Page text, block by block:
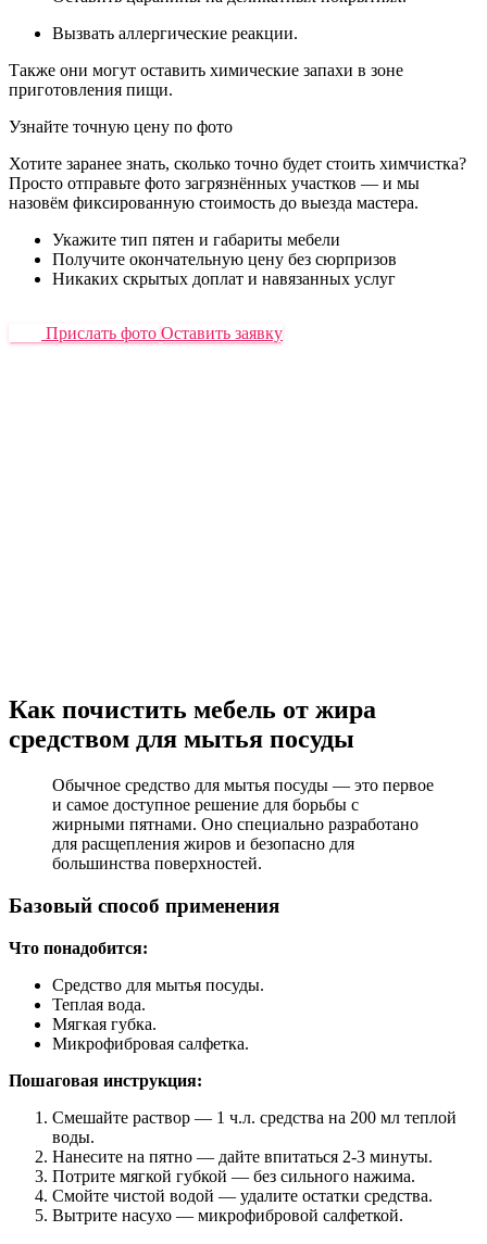
Вызвать аллергические реакции.
Также они могут оставить химические запахи в зоне
приготовления пищи.
Узнайте точную цену по фото
Хотите заранее знать, сколько точно будет стоить химчистка?
Просто отправьте фото загрязнённых участков — и мы
назовём фиксированную стоимость до выезда мастера.
Укажите тип пятен и габариты мебели
Получите окончательную цену без сюрпризов
Никаких скрытых доплат и навязанных услуг
Прислать фото Оставить заявку
Как почистить мебель от жира
средством для мытья посуды
Обычное средство для мытья посуды — это первое
и самое доступное решение для борьбы с
жирными пятнами. Оно специально разработано
для расщепления жиров и безопасно для
большинства поверхностей.
Базовый способ применения
Что понадобится:
Средство для мытья посуды.
Теплая вода.
Мягкая губка.
Микрофибровая салфетка.
Пошаговая инструкция:
Смешайте раствор — 1 ч.л. средства на 200 мл теплой
воды.
Нанесите на пятно — дайте впитаться 2-3 минуты.
Потрите мягкой губкой — без сильного нажима.
Смойте чистой водой — удалите остатки средства.
Вытрите насухо — микрофибровой салфеткой.